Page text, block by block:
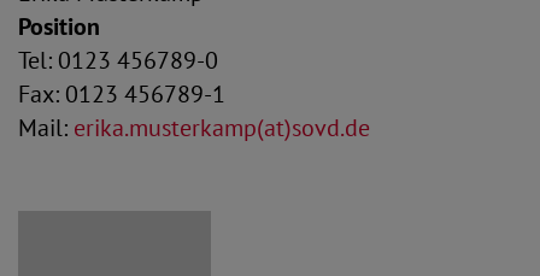
Position
Tel: 0123 456789-0
Fax: 0123 456789-1
Mail: erika.musterkamp(at)sovd.de